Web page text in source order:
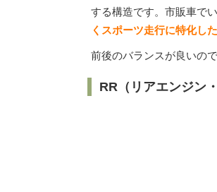
する構造です。市販車で
くスポーツ走行に特化し
前後のバランスが良いの
RR（リアエンジン